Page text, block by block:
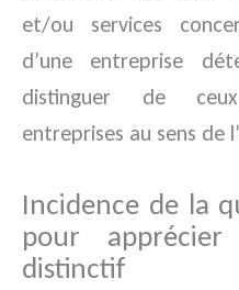
et/ou services
d’une entreprise
distinguer de
entreprises au sens de
Incidence de la
pour
distinctif